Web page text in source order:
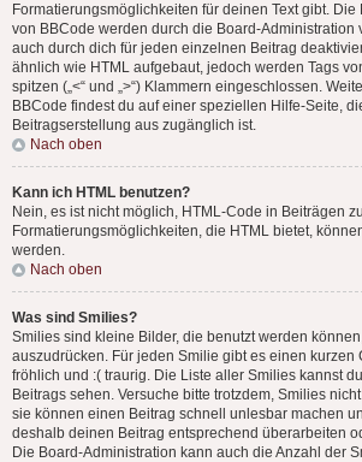
Formatierungsmöglichkeiten für deinen Text gibt. Die
von BBCode werden durch die Board-Administration
auch durch dich für jeden einzelnen Beitrag
ähnlich wie HTML aufgebaut, jedoch werden Tags
spitzen („<“ und „>“) Klammern eingeschlossen.
BBCode findest du auf einer speziellen Hilfe-Seite,
Beitragserstellung aus zugänglich ist.
Nach oben
Kann ich HTML benutzen?
Nein, es ist nicht möglich, HTML-Code in Beiträgen
Formatierungsmöglichkeiten, die HTML bietet,
werden.
Nach oben
Was sind Smilies?
Smilies sind kleine Bilder, die benutzt werden
auszudrücken. Für jeden Smilie gibt es einen kurzen
fröhlich und :( traurig. Die Liste aller Smilies kannst
Beitrags sehen. Versuche bitte trotzdem, Smilies
sie können einen Beitrag schnell unlesbar machen
deshalb deinen Beitrag entsprechend überarbeiten
Die Board-Administration kann auch die Anzahl der